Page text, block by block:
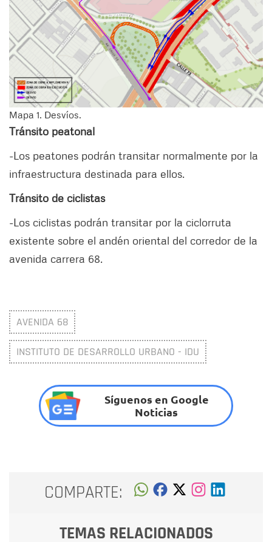
Mapa 1. Desvíos.
Tránsito peatonal
-Los peatones podrán transitar normalmente por la
infraestructura destinada para ellos.
Tránsito de ciclistas
-Los ciclistas podrán transitar por la ciclorruta
existente sobre el andén oriental del corredor de la
avenida carrera 68.
AVENIDA 68
INSTITUTO DE DESARROLLO URBANO - IDU
Síguenos en Google
Noticias
COMPARTE:
TEMAS RELACIONADOS